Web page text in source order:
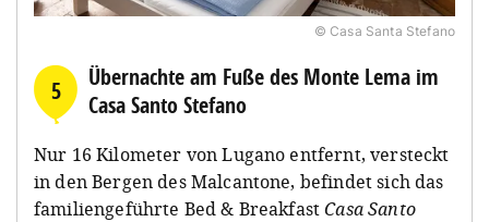
© Casa Santa Stefano
5
Übernachte am Fuße des Monte Lema im
Casa Santo Stefano
Nur 16 Kilometer von Lugano entfernt, versteckt
in den Bergen des Malcantone, befindet sich das
familiengeführte Bed & BreakfastCasa Santo